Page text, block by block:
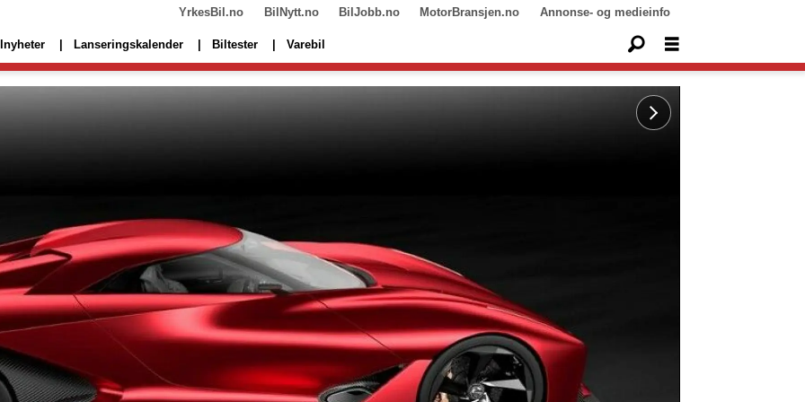
YrkesBil.no BilNytt.no BilJobb.no MotorBransjen.no Annonse- og medieinfo
Lanseringskalender Biltester Varebil